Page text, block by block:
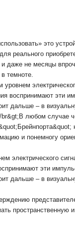
это
реального
и даже не месяцы
темноте.
электрического
эти
дальше – в